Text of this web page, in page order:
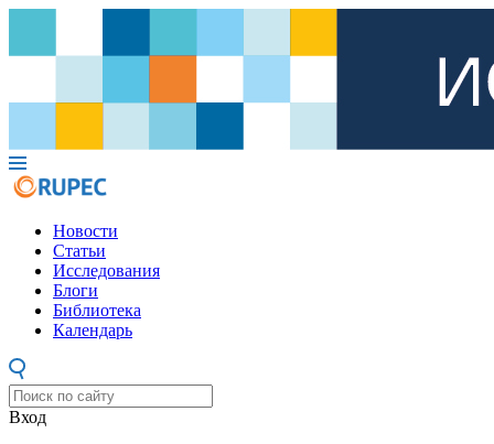
Новости
Статьи
Исследования
Блоги
Библиотека
Календарь
Вход